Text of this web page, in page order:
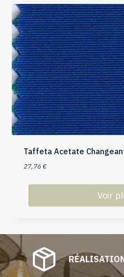
Taffeta Acetate
27,76 €
Voir
a
plusieurs
variations.
Les